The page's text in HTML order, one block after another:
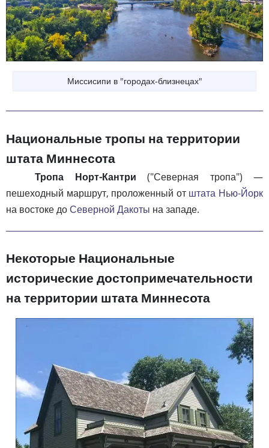
Миссисипи в "городах-близнецах"
Национальные тропы на территории
штата Миннесота
Тропа Норт-Кантри ("Северная тропа") —
пешеходный маршрут, проложенный от штата Нью-Йорк
на востоке доСеверной Дакоты на западе.
Некоторые Национальные
исторические достопримечательности
на территории штата Миннесота